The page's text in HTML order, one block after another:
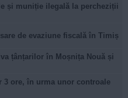
și muniție ilegală la percheziții
de evaziune fiscală în Timiș
țânțarilor în Moșnița Nouă și
3 ore, în urma unor controale